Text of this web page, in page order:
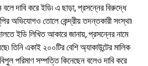
দাবি করে ইডি৷ এ ছাড়া, প্রসন্নের বিরুদ্ধে
অভিযোগও তোলে কেন্দ্রীয় তদন্তকারী সংস্থা৷
ইডি লিখিত আকারে জানায়, প্রসন্নের নামে
তিনি একাই ২০০টির বেশি অ্যাকাউন্টের মালিক
পরিমাণ সম্পত্তি কিনেছেন বলেও দাবি করে